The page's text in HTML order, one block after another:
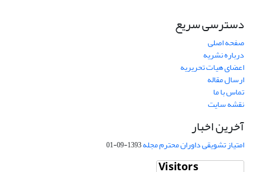
دسترسی سریع
صفحه اصلی
درباره نشریه
اعضای هیات تحریریه
ارسال مقاله
تماس با ما
نقشه سایت
آخرین اخبار
امتیاز تشویقی داوران محترم مجله1393-09-01